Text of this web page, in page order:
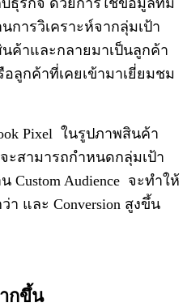
การวิเคราะห์จากลุ่มเป้า
ค้าและกลายมาเป็นลูกค้า
ลูกค้าที่เคยเข้ามาเยี่ยมชม
Pixel ในรูปภาพสินค้า
สามารถกำหนดกลุ่มเป้า
Audience จะทำให้
และ Conversion สูงขึ้น
กขึ้น